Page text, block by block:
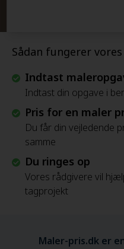
Sådan fungerer
Indtast
Indtast din opgave i
Pris for en maler
Du får din vejledende
samme
Du ringes op
Vores rådgivere vil
tagprojekt
Maler-pris.dk er